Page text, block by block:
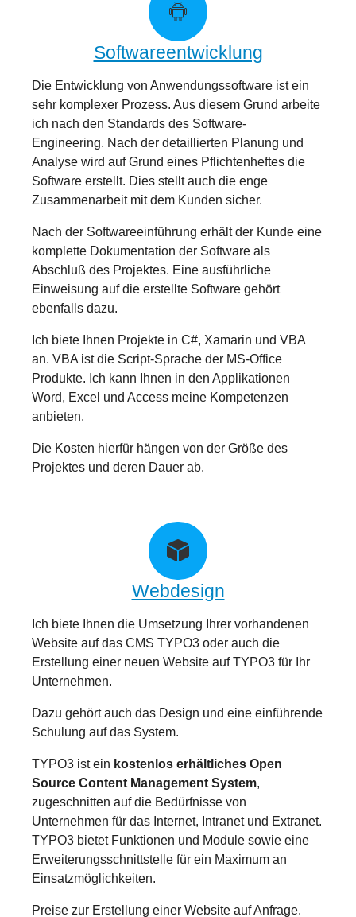
Softwareentwicklung
Die Entwicklung von Anwendungssoftware ist ein
sehr komplexer Prozess. Aus diesem Grund arbeite
ich nach den Standards des Software-
Engineering. Nach der detaillierten Planung und
Analyse wird auf Grund eines Pflichtenheftes die
Software erstellt. Dies stellt auch die enge
Zusammenarbeit mit dem Kunden sicher.
Nach der Softwareeinführung erhält der Kunde eine
komplette Dokumentation der Software als
Abschluß des Projektes. Eine ausführliche
Einweisung auf die erstellte Software gehört
ebenfalls dazu.
Ich biete Ihnen Projekte in C#, Xamarin und VBA
an. VBA ist die Script-Sprache der MS-Office
Produkte. Ich kann Ihnen in den Applikationen
Word, Excel und Access meine Kompetenzen
anbieten.
Die Kosten hierfür hängen von der Größe des
Projektes und deren Dauer ab.
Webdesign
Ich biete Ihnen die Umsetzung Ihrer vorhandenen
Website auf das CMS TYPO3 oder auch die
Erstellung einer neuen Website auf TYPO3 für Ihr
Unternehmen.
Dazu gehört auch das Design und eine einführende
Schulung auf das System.
TYPO3 ist ein kostenlos erhältliches Open
Source Content Management System,
zugeschnitten auf die Bedürfnisse von
Unternehmen für das Internet, Intranet und Extranet.
TYPO3 bietet Funktionen und Module sowie eine
Erweiterungsschnittstelle für ein Maximum an
Einsatzmöglichkeiten.
Preise zur Erstellung einer Website auf Anfrage.